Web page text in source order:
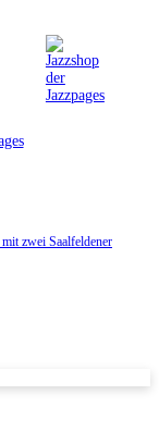
zwei Saalfeldener